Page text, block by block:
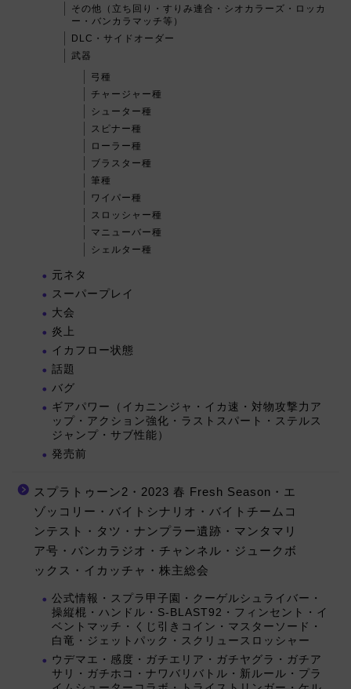
その他（立ち回り・すりみ連合・シオカラーズ・ロッカ
ー・バンカラマッチ等）
DLC・サイドオーダー
武器
弓種
チャージャー種
シューター種
スピナー種
ローラー種
ブラスター種
筆種
ワイパー種
スロッシャー種
マニューバー種
シェルター種
元ネタ
スーパープレイ
大会
炎上
イカフロー状態
話題
バグ
ギアパワー（イカニンジャ・イカ速・対物攻撃力ア
ップ・アクション強化・ラストスパート・ステルス
ジャンプ・サブ性能）
発売前
スプラトゥーン2・2023 春 Fresh Season・エ
ゾッコリー・バイトシナリオ・バイトチームコ
ンテスト・タツ・ナンプラー遺跡・マンタマリ
ア号・バンカラジオ・チャンネル・ジュークボ
ックス・イカッチャ・株主総会
公式情報・スプラ甲子園・クーゲルシュライバー・
操縦棍・ハンドル・S-BLAST92・フィンセント・イ
ベントマッチ・くじ引きコイン・マスターソード・
白竜・ジェットパック・スクリュースロッシャー
ウデマエ・感度・ガチエリア・ガチヤグラ・ガチア
サリ・ガチホコ・ナワバリバトル・新ルール・プラ